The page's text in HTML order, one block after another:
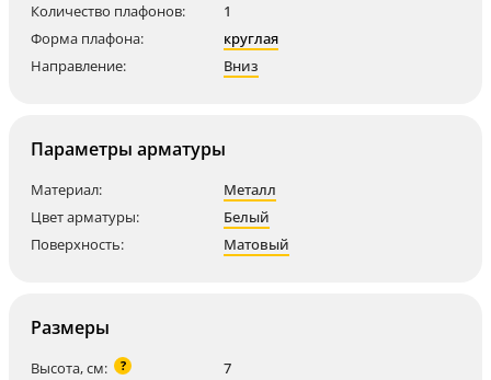
Количество плафонов:
1
Форма плафона:
круглая
Направление:
Вниз
Параметры арматуры
Материал:
Металл
Цвет арматуры:
Белый
Поверхность:
Матовый
Размеры
Высота, см: ?
7